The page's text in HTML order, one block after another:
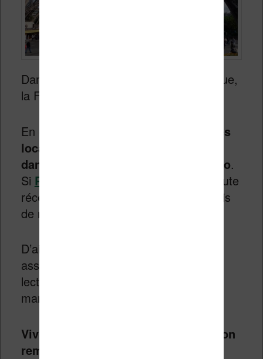
Dans le paysage de la lecture numérique,
la France fait figure d’exception !
En effet,
nous avons deux entreprises
locales qui proposent des liseuses
dans notre pays : Paperslate et Vivlio.
Si Paperslate
est une jeune pousse toute
récente, Vivlio est bien implantée depuis
de nombreuses années.
D’ailleurs, en dehors de la Chine, c’est
assez inédit que deux acteurs de la
lecture numérique se partagent un
marché dans leur pays.
Vivlio est installée à Lyon. Sa création
remonte à 2011.